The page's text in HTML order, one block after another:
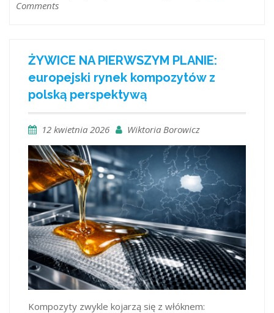
Comments
ŻYWICE NA PIERWSZYM PLANIE:
europejski rynek kompozytów z
polską perspektywą
12 kwietnia 2026 Wiktoria Borowicz
Kompozyty zwykle kojarzą się z włóknem: